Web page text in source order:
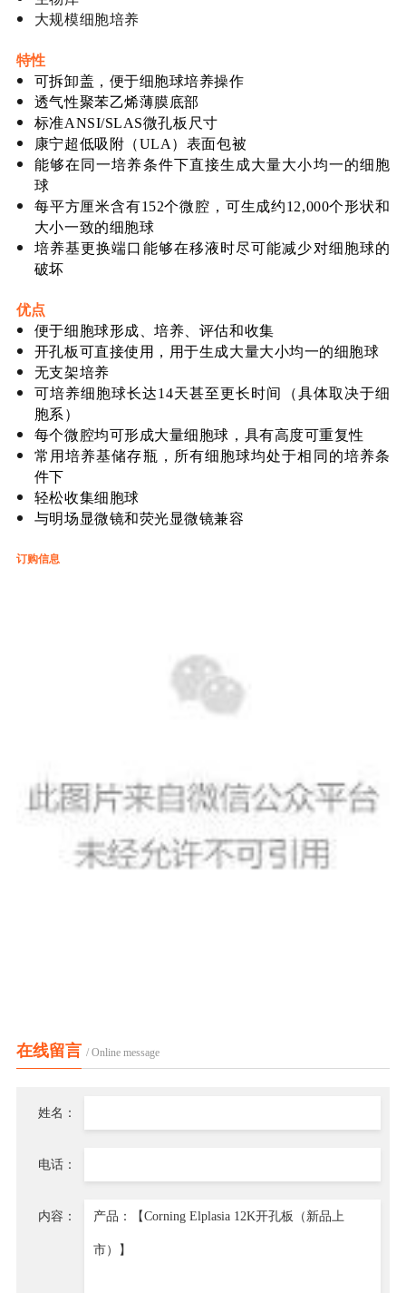
大规模细胞培养
特性
可拆卸盖，便于细胞球培养操作
透气性聚苯乙烯薄膜底部
标准ANSI/SLAS微孔板尺寸
康宁超低吸附（ULA）表面包被
能够在同一培养条件下直接生成大量大小均一的细胞
球
每平方厘米含有152个微腔，可生成约12,000个形状和
大小一致的细胞球
培养基更换端口能够在移液时尽可能减少对细胞球的
破坏
优点
便于细胞球形成、培养、评估和收集
开孔板可直接使用，用于生成大量大小均一的细胞球
无支架培养
可培养细胞球长达14天甚至更长时间（具体取决于细
胞系）
每个微腔均可形成大量细胞球，具有高度可重复性
常用培养基储存瓶，所有细胞球均处于相同的培养条
件下
轻松收集细胞球
与明场显微镜和荧光显微镜兼容
订购信息
在线留言 / Online message
姓名：
电话：
内容：